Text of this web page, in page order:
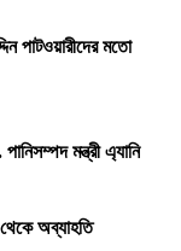
পাটওয়ারীদের মতো
মন্ত্রী এ্যানি
অব্যাহতি